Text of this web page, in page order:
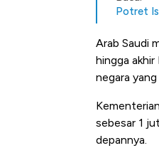
Potret
Arab Saudi
hingga
negara
sebesar 1
depannya.